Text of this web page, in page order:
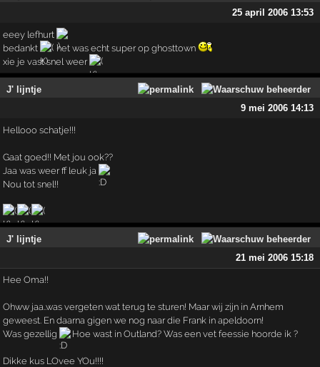
25 april 2006 13:53
eeey lefhurt
bedankt
het was echt super op ghosttown
xie je vast snel weer
J' lijntje
9 mei 2006 14:13
Hellooo schatje!!!
Gaat goed!! Met jou ook??
Jaa was weer ff leuk ja
Nou tot snel!!
J' lijntje
21 mei 2006 15:18
Hee Oma!!
Ohww jaa..was vergeten wat terug te sturen! Maar wij zijn in Arnhem
geweest. En daarna gigen we nog naar die Frank in apeldoorn!
Was gezellig
Hoe wast in Outland? Was een vet feessie hoorde ik ?
Dikke kus LOvee YOu!!!!